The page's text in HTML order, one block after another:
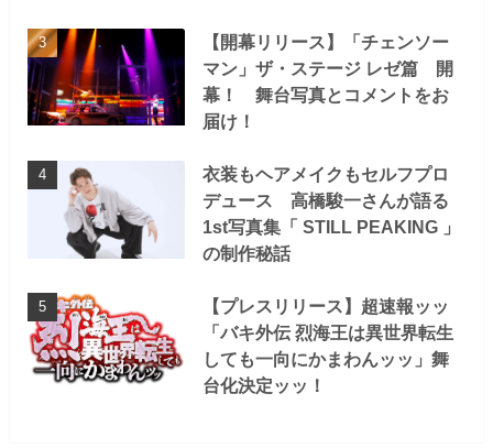
【開幕リリース】「チェンソー
マン」ザ・ステージ レゼ篇 開
幕！ 舞台写真とコメントをお
届け！
衣装もヘアメイクもセルフプロ
デュース 高橋駿一さんが語る
1st写真集「 STILL PEAKING 」
の制作秘話
【プレスリリース】超速報ッッ
「バキ外伝 烈海王は異世界転生
しても一向にかまわんッッ」舞
台化決定ッッ！